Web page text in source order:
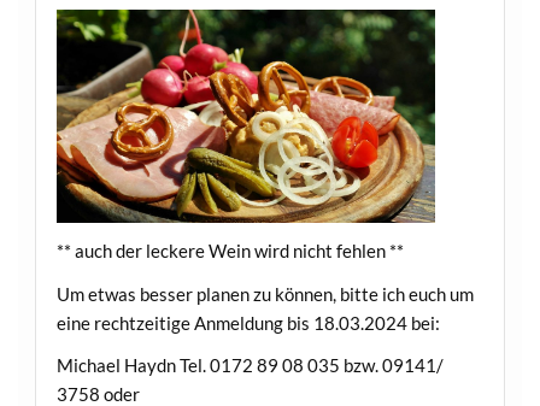
** auch der leckere Wein wird nicht fehlen **
Um etwas besser planen zu können, bitte ich euch um
eine rechtzeitige Anmeldung bis 18.03.2024 bei:
Michael Haydn Tel. 0172 89 08 035 bzw. 09141/
3758 oder